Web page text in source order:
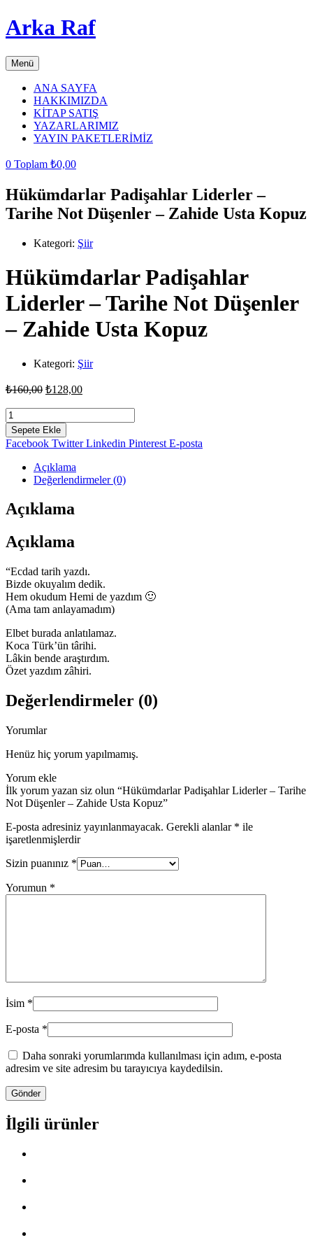
Arka Raf
Menü
ANA SAYFA
HAKKIMIZDA
KİTAP SATIŞ
YAZARLARIMIZ
YAYIN PAKETLERİMİZ
0 Toplam ₺0,00
Hükümdarlar Padişahlar Liderler –
Tarihe Not Düşenler – Zahide Usta Kopuz
Kategori: Şiir
Hükümdarlar Padişahlar
Liderler – Tarihe Not Düşenler
– Zahide Usta Kopuz
Kategori: Şiir
₺160,00 Orijinal
₺128,00Şu
fiyat:
₺128,00.
Hükümdarlar
Padişahlar
Liderler
-
Tarihe
Düşenler
Zahide
Kopuz
adet
Sepete Ekle
Facebook Twitter Linkedin Pinterest E-posta
Açıklama
Değerlendirmeler (0)
Açıklama
Açıklama
“Ecdad tarih yazdı.
Bizde okuyalım dedik.
Hem okudum Hemi de yazdım 🙂
(Ama tam anlayamadım)
Elbet burada anlatılamaz.
Koca Türk’ün târihi.
Lâkin bende araştırdım.
Özet yazdım zâhiri.
Değerlendirmeler (0)
Yorumlar
Henüz hiç yorum yapılmamış.
Yorum ekle
İlk yorum yazan siz olun “Hükümdarlar Padişahlar Liderler – Tarihe
Not Düşenler – Zahide Usta Kopuz”
E-posta adresiniz yayınlanmayacak. Gerekli alanlar * ile
işaretlenmişlerdir
Sizin puanınız *
Yorumun *
İsim *
E-posta *
Daha sonraki yorumlarımda kullanılması için adım, e-posta
adresim ve site adresim bu tarayıcıya kaydedilsin.
İlgili ürünler